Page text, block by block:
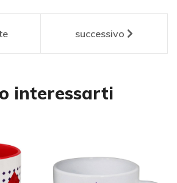
successivo
interessarti